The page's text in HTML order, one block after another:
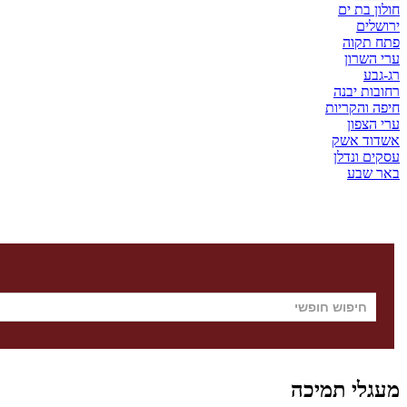
חולון בת ים
ירושלים
פתח תקוה
ערי השרון
רג-גבע
רחובות יבנה
חיפה והקריות
ערי הצפון
אשדוד אשק
עסקים ונדלן
באר שבע
מעגלי תמיכה